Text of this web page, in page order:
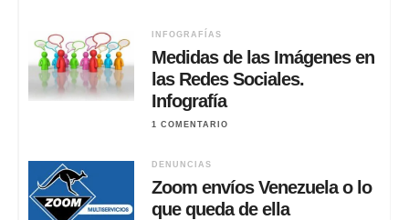
INFOGRAFÍAS
Medidas de las Imágenes en
las Redes Sociales.
Infografía
1 COMENTARIO
DENUNCIAS
Zoom envíos Venezuela o lo
que queda de ella